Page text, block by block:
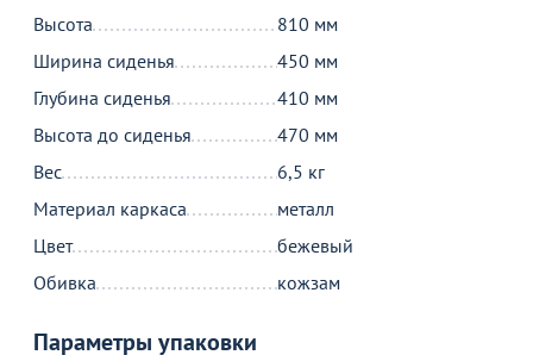
Высота
810 мм
Ширина сиденья
450 мм
Глубина сиденья
410 мм
Высота до сиденья
470 мм
Вес
6,5 кг
Материал каркаса
металл
Цвет
бежевый
Обивка
кожзам
Параметры упаковки
В корзину
бежевый
Акции для вас